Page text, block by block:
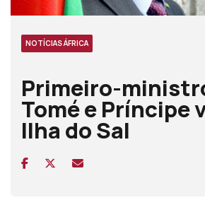
NOTÍCIAS ÁFRICA
Primeiro-
Tomé e Príncipe
Ilha do Sal